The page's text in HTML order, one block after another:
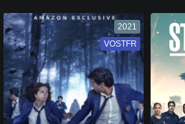
2021
VF
VOSTFR